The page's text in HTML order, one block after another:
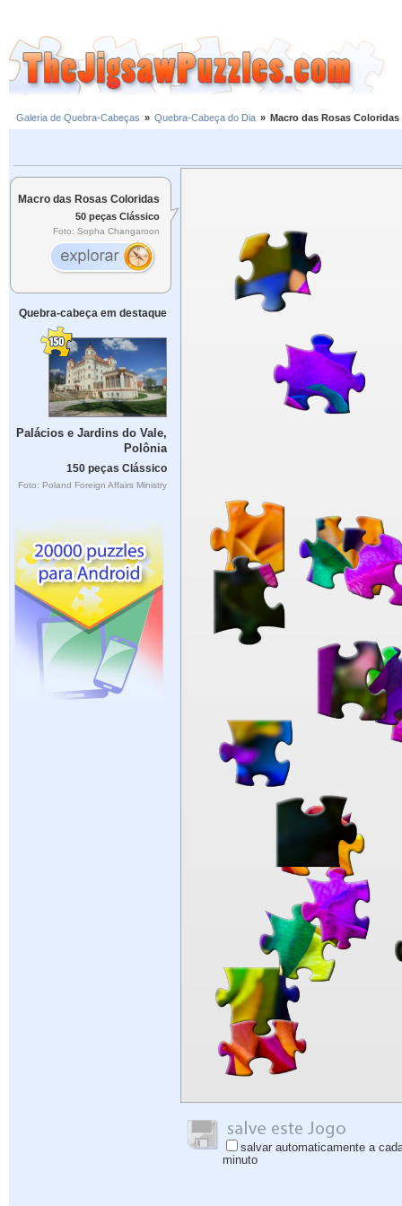
Galeria de Quebra-Cabeças » Quebra-Cabeça do Dia » Macro das Rosas Coloridas
Macro das Rosas Coloridas
50 peças Clássico
Foto: Sopha Changaroon
Quebra-cabeça em destaque
Palácios e Jardins do Vale,
Polônia
150 peças Clássico
Foto: Poland Foreign Affairs Ministry
salvar automaticamente a
minuto